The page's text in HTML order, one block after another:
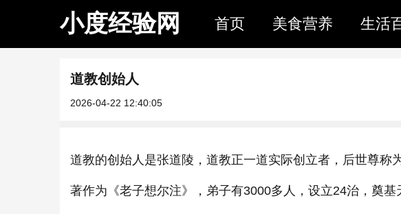
小度经验网 首页 美食营养 生活
道教创始人
2026-04-22 12:40:05
道教的创始人是张道陵，道教正一道实际创立者，后世尊称
著作为《老子想尔注》，弟子有3000多人，设立24治，奠